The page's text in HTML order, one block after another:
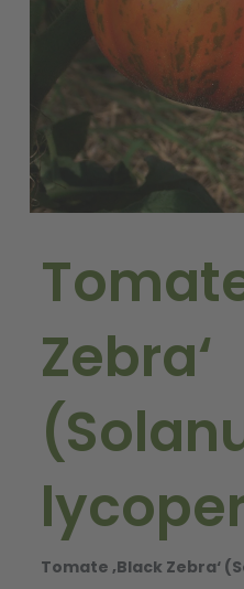
Zebra‘
Tomate ‚Black Zebra‘